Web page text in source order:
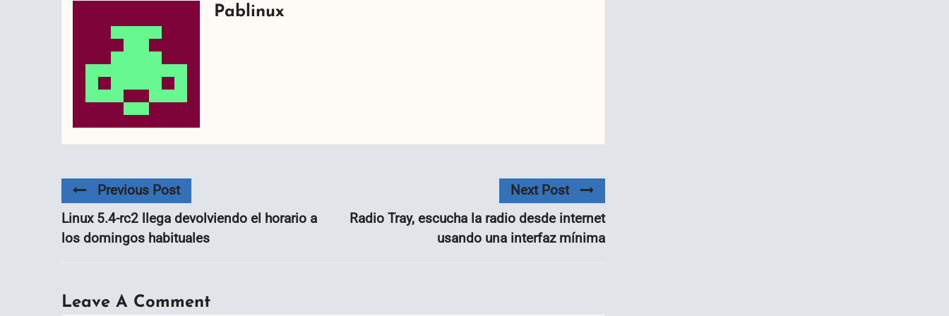
Pablinux
Previous Post
Linux 5.4-rc2 llega devolviendo el horario a
los domingos habituales
Next Post
Radio Tray, escucha la radio desde internet
usando una interfaz mínima
Leave A Comment